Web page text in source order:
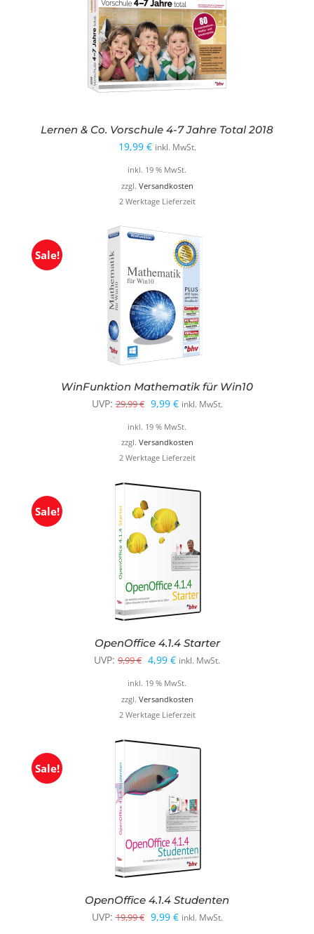
Lernen & Co. Vorschule 4-7 Jahre Total 2018
19,99 € inkl. MwSt.
inkl. 19 % MwSt.
zzgl. Versandkosten
2 Werktage Lieferzeit
Sale!
WinFunktion Mathematik für Win10
UVP: 29,99€ Ursprünglicher
Preis
war:
29,99 €
9,99 €Aktueller
Preis
ist:
9,99 €.
inkl. MwSt.
inkl. 19 % MwSt.
zzgl. Versandkosten
2 Werktage Lieferzeit
Sale!
OpenOffice 4.1.4 Starter
UVP: 9,99€ Ursprünglicher
Preis
war:
9,99 €
4,99 €Aktueller
Preis
ist:
4,99 €.
inkl. MwSt.
inkl. 19 % MwSt.
zzgl. Versandkosten
2 Werktage Lieferzeit
Sale!
OpenOffice 4.1.4 Studenten
UVP: 19,99€ Ursprünglicher
9,99 €Aktueller
inkl. MwSt.